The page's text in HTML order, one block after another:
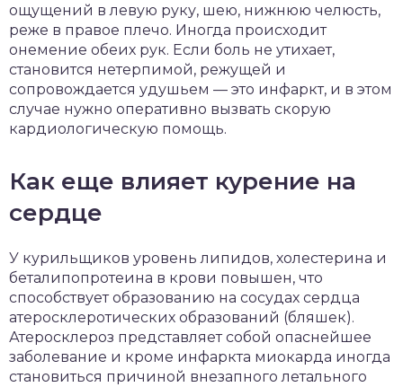
ощущений в левую руку, шею, нижнюю челюсть,
реже в правое плечо. Иногда происходит
онемение обеих рук. Если боль не утихает,
становится нетерпимой, режущей и
сопровождается удушьем — это инфаркт, и в этом
случае нужно оперативно вызвать скорую
кардиологическую помощь.
Как еще влияет курение на
сердце
У курильщиков уровень липидов, холестерина и
беталипопротеина в крови повышен, что
способствует образованию на сосудах сердца
атеросклеротических образований (бляшек).
Атеросклероз представляет собой опаснейшее
заболевание и кроме инфаркта миокарда иногда
становиться причиной внезапного летального